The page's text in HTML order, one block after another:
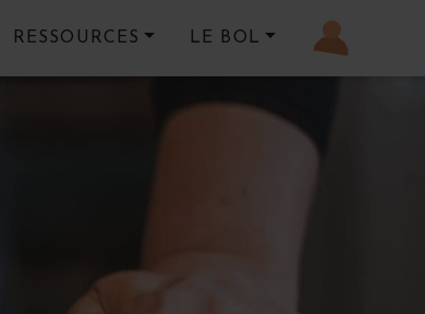
RESSOURCES LE BOL